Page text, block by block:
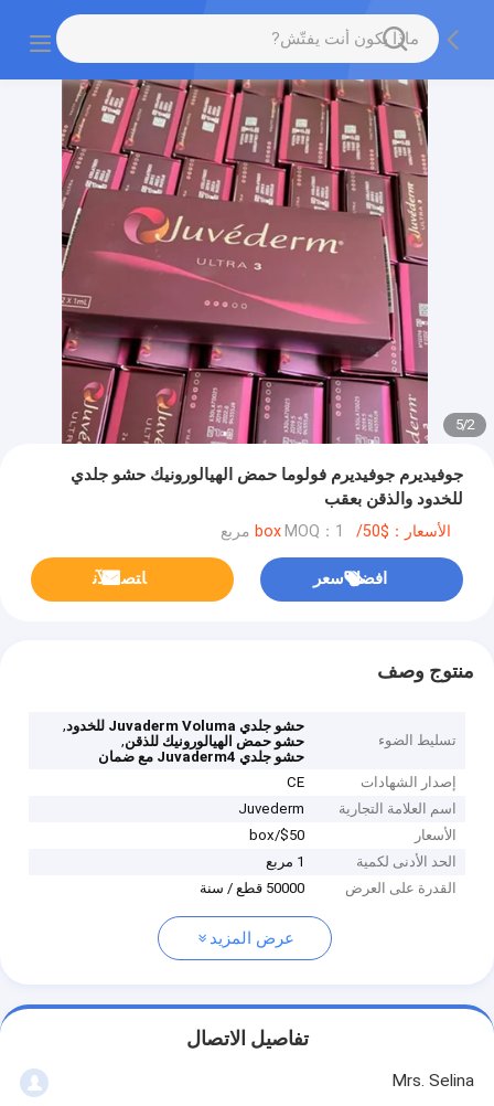
2
/
5
جوفيديرم جوفيديرم فولوما حمض الهيالورونيك حشو جلدي
للخدود والذقن بعقب
الأسعار：$50/box MOQ：1 مربع
افضل سعر ﺎﺘﺼﻟ ﺍﻶﻧ
منتوج وصف
تسليط الضوء
حشو جلدي Juvaderm Voluma للخدود
,
حشو حمض الهيالورونيك للذقن,
حشو جلدي Juvaderm4 مع ضمان
إصدار الشهادات
CE
اسم العلامة التجارية
Juvederm
الأسعار
$50/box
الحد الأدنى لكمية
1 مربع
القدرة على العرض
50000 قطع / سنة
عرض المزيد
تفاصيل الاتصال
Mrs. Selina